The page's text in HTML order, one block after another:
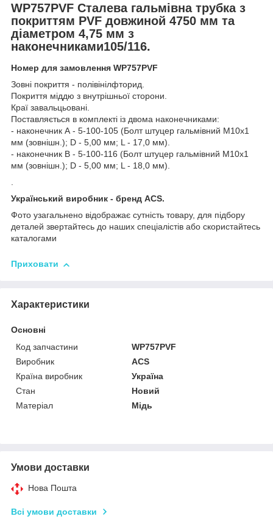
WP757PVF Сталева гальмівна трубка з
покриттям PVF довжиной 4750 мм та
діаметром 4,75 мм з
наконечниками105/116.
Номер для замовлення WP757PVF
Зовні покриття - полівінілфторид.
Покриття міддю з внутрішньої сторони.
Краї завальцьовані.
Поставляється в комплекті із двома наконечниками:
- наконечник А - 5-100-105 (Болт штуцер гальмівний М10х1
мм (зовнішн.); D - 5,00 мм; L - 17,0 мм).
- наконечник В - 5-100-116 (Болт штуцер гальмівний М10х1
мм (зовнішн.); D - 5,00 мм; L - 18,0 мм).
.
Український виробник - бренд ACS.
Фото узагальнено відображає сутність товару, для підбору
деталей звертайтесь до наших спеціалістів або скористайтесь
каталогами
Приховати
Характеристики
Основні
Код запчастини
WP757PVF
Виробник
ACS
Країна виробник
Україна
Стан
Новий
Матеріал
Мідь
Умови доставки
Нова Пошта
Всі умови доставки